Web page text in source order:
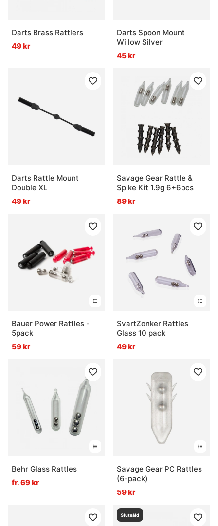
Darts Brass Rattlers
49 kr
Darts Spoon Mount
Willow Silver
45 kr
Darts Rattle Mount
Double XL
49 kr
Savage Gear Rattle &
Spike Kit 1.9g 6+6pcs
89 kr
Bauer Power Rattles -
5pack
59 kr
SvartZonker Rattles
Glass 10 pack
49 kr
Behr Glass Rattles
fr. 69 kr
Savage Gear PC Rattles
(6-pack)
59 kr
Slutsåld